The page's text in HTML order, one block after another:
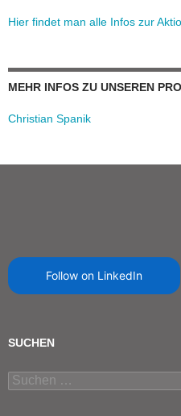
Hier findet man alle Infos zur
MEHR INFOS ZU UNSEREN
Christian Spanik
Follow on LinkedIn
SUCHEN
Suchen
nach: